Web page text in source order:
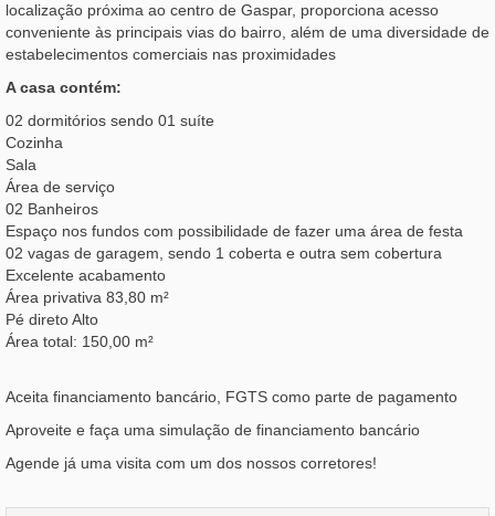
localização próxima ao centro de Gaspar, proporciona acesso
conveniente às principais vias do bairro, além de uma diversidade de
estabelecimentos comerciais nas proximidades
A casa contém:
02 dormitórios sendo 01 suíte
Cozinha
Sala
Área de serviço
02 Banheiros
Espaço nos fundos com possibilidade de fazer uma área de festa
02 vagas de garagem, sendo 1 coberta e outra sem cobertura
Excelente acabamento
Área privativa 83,80 m²
Pé direto Alto
Área total: 150,00 m²
Aceita financiamento bancário, FGTS como parte de pagamento
Aproveite e faça uma simulação de financiamento bancário
Agende já uma visita com um dos nossos corretores!